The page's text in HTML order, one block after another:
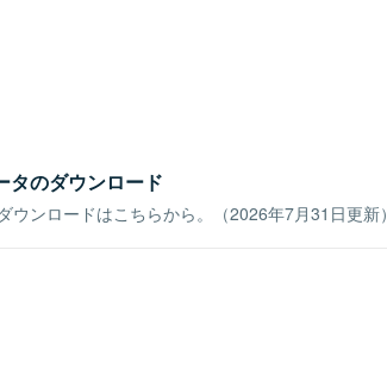
タのダウンロード
ウンロードはこちらから。（2026年7月31日更新）